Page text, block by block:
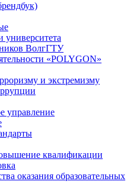
ВолгГТУ
«POLYGON»
и экстремизму
управление
квалификации
оказания образовательных